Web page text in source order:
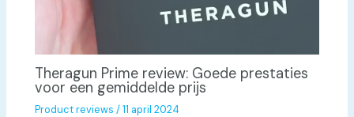
Theragun Prime review: Goede prestaties
voor een gemiddelde prijs
Product reviews /11 april 2024